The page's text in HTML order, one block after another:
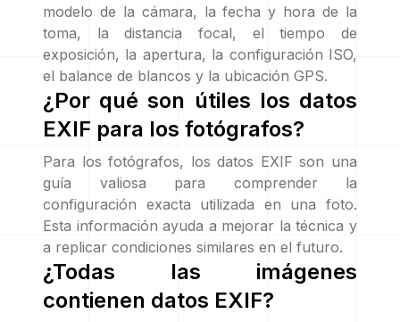
modelo de la cámara, la fecha y hora de la
toma, la distancia focal, el tiempo de
exposición, la apertura, la configuración ISO,
el balance de blancos y la ubicación GPS.
¿Por qué son útiles los datos
EXIF para los fotógrafos?
Para los fotógrafos, los datos EXIF son una
guía valiosa para comprender la
configuración exacta utilizada en una foto.
Esta información ayuda a mejorar la técnica y
a replicar condiciones similares en el futuro.
¿Todas las imágenes
contienen datos EXIF?